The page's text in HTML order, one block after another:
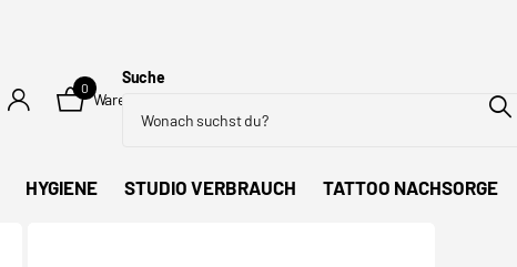
Suche
0
Warenkorb
HYGIENE STUDIO VERBRAUCH TATTOO NACHSORGE